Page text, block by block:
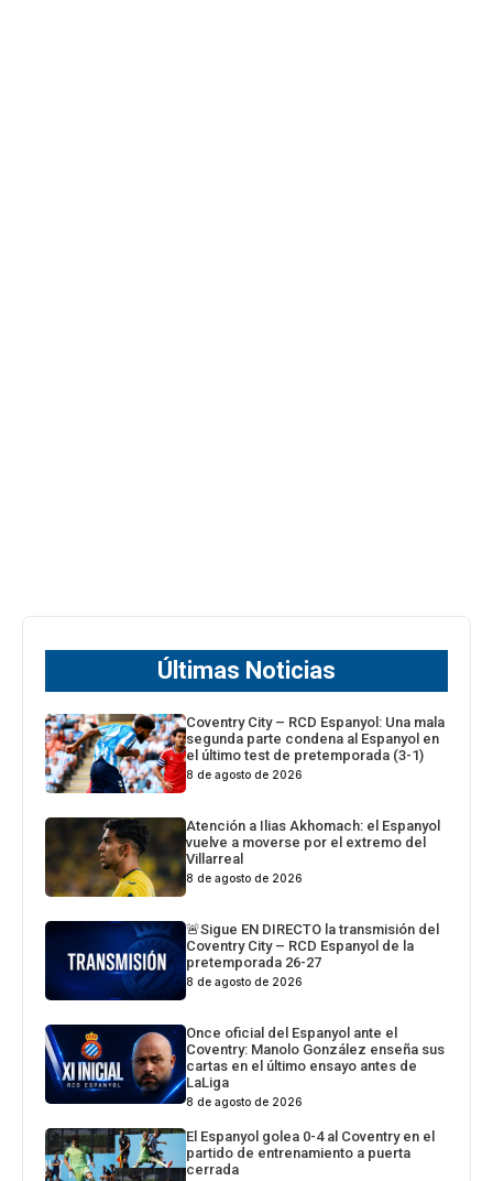
Últimas Noticias
Coventry City – RCD Espanyol: Una mala
segunda parte condena al Espanyol en
el último test de pretemporada (3-1)
8 de agosto de 2026
Atención a Ilias Akhomach: el Espanyol
vuelve a moverse por el extremo del
Villarreal
8 de agosto de 2026
🚨Sigue EN DIRECTO la transmisión del
Coventry City – RCD Espanyol de la
pretemporada 26-27
8 de agosto de 2026
Once oficial del Espanyol ante el
Coventry: Manolo González enseña sus
cartas en el último ensayo antes de
LaLiga
8 de agosto de 2026
El Espanyol golea 0-4 al Coventry en el
partido de entrenamiento a puerta
cerrada